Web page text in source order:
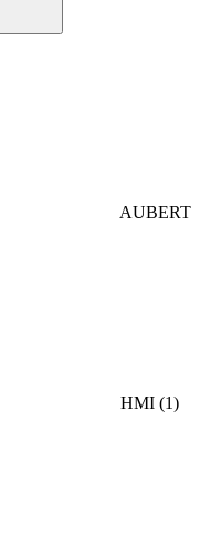
AUBERT
HMI (1)